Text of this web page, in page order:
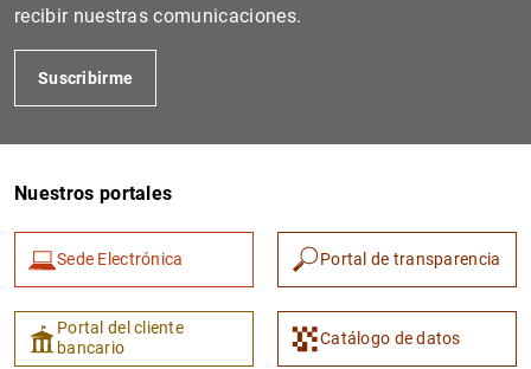
recibir nuestras comunicaciones.
Suscribirme
Nuestros portales
Sede Electrónica Portal de transparencia
Portal del cliente
bancario
Catálogo de datos